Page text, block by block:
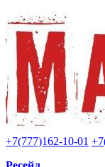
+7(777)162-10-01